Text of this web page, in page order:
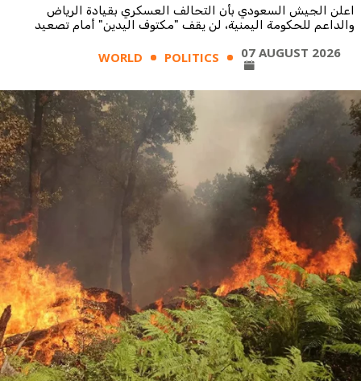
اعلن الجيش السعودي بأن التحالف العسكري بقيادة الرياض
والداعم للحكومة اليمنية، لن يقف "مكتوف اليدين" أمام تصعيد
القوى الحالية على الأرض".
WORLD POLITICS 07 AUGUST 2026